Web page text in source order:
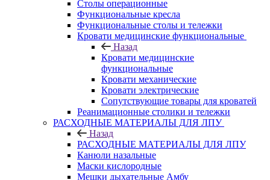
Столы операционные
Функциональные кресла
Функциональные столы и тележки
Кровати медицинские функциональные
Назад
Кровати медицинские
функциональные
Кровати механические
Кровати электрические
Сопутствующие товары для кроватей
Реанимационные столики и тележки
РАСХОДНЫЕ МАТЕРИАЛЫ ДЛЯ ЛПУ
Назад
РАСХОДНЫЕ МАТЕРИАЛЫ ДЛЯ ЛПУ
Канюли назальные
Маски кислородные
Мешки дыхательные Амбу